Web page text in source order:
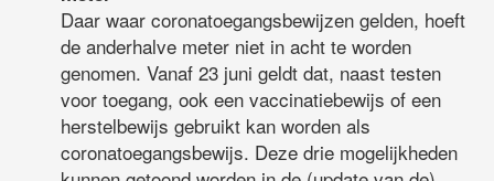
Daar waar coronatoegangsbewijzen gelden, hoeft
de anderhalve meter niet in acht te worden
genomen. Vanaf 23 juni geldt dat, naast testen
voor toegang, ook een vaccinatiebewijs of een
herstelbewijs gebruikt kan worden als
coronatoegangsbewijs. Deze drie mogelijkheden